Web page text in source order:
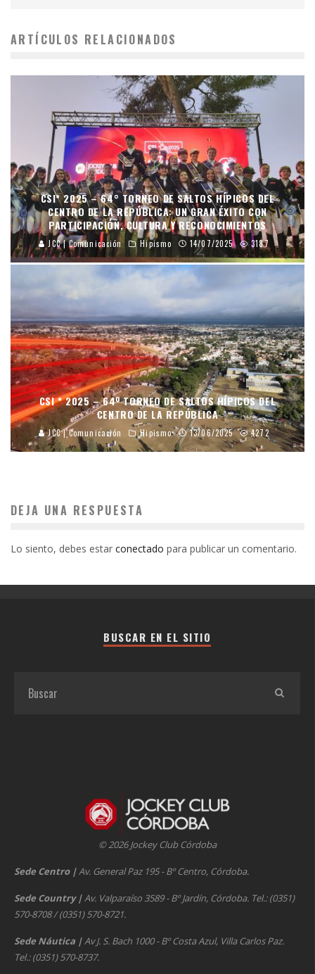
ARTÍCULOS RELACIONADOS
CSI* 2025 – 64° TORNEO DE SALTOS HÍPICOS DEL
CENTRO DE LA REPÚBLICA: UN GRAN ÉXITO CON
PARTICIPACIÓN, CULTURA Y RECONOCIMIENTOS
JCC | Comunicación Hipismo 14/07/2025 3187
CSI * 2025 – 64º TORNEO DE SALTOS HÍPICOS DEL
CENTRO DE LA REPÚBLICA
JCC | Comunicación Hipismo 13/06/2025 4272
DEJA UNA RESPUESTA
Lo siento, debes estar conectado para publicar un comentario.
BUSCAR EN EL SITIO
© 2026 Jockey Club Córdoba
Sede Centro |Av. General Paz 195 - Bº Centro, Córdoba.
Sede Country |Av. Valparaíso 3589 - Bº Jardín, Córdoba. Tel.: (0351)
570-8708 / (0351) 570-8721.
Sede Náutica |Av J. S. Bach 1000 - Bº Costa Azul, Villa Carlos Paz.
Tel.: (0351) 570-8737.